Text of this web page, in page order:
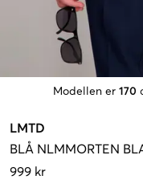
Modellen er 170
LMTD
BLÅ NLMMORTEN
999 kr